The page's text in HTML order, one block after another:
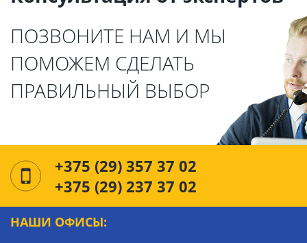
ПОЗВОНИТЕ НАМ И МЫ
ПОМОЖЕМ СДЕЛАТЬ
ПРАВИЛЬНЫЙ ВЫБОР
+375 (29) 357 37 02
+375 (29) 237 37 02
НАШИ ОФИСЫ: